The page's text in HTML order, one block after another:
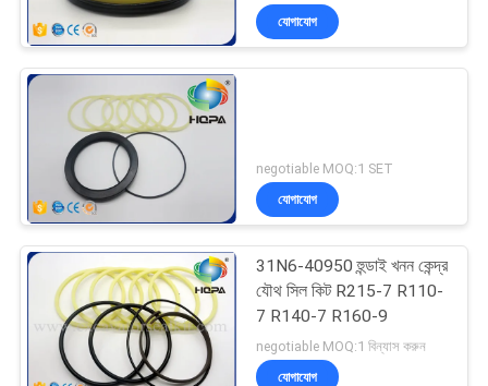
Hardness
যোগাযোগ
negotiable MOQ:1 SET
যোগাযোগ
31N6-40950 হুন্ডাই খনন কেন্দ্র
যৌথ সিল কিট R215-7 R110-
7 R140-7 R160-9
negotiable MOQ:1 বিন্যাস করুন
যোগাযোগ